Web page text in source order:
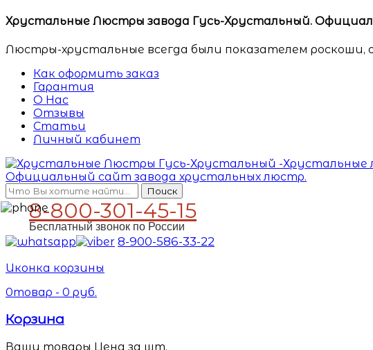
Хрустальные Люстры завода Гусь-Хрустальный.
Люстры-хрустальные всегда были показателем роскоши,
Как оформить заказ
Гарантия
О Нас
Отзывы
Статьи
Личный кабинет
Поиск
8-800-301-45-15
Бесплатный звонок по России
8-900-586-33-22
Иконка корзины
0товар - 0 руб.
Корзина
Ваши товары Цена за шт.